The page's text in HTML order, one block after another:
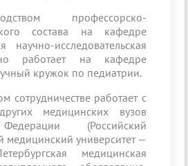
профессорско-
состава на кафедре
научно-исследовательская
работает на кафедре
кружок по педиатрии.
сотрудничестве работает с
медицинских вузов
(Российский
медицинский университет —
медицинская